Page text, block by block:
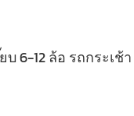
6-12 ล้อ รถกระเ